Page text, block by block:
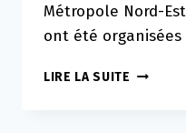
Métropole Nord-
ont été
LIRE LA SUITE TROIS